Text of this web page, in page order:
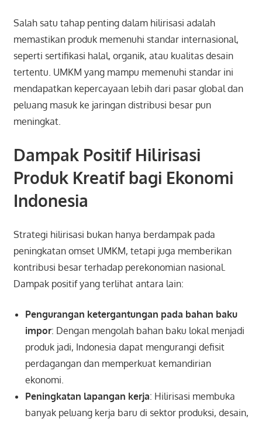
Salah satu tahap penting dalam hilirisasi adalah
memastikan produk memenuhi standar internasional,
seperti sertifikasi halal, organik, atau kualitas desain
tertentu. UMKM yang mampu memenuhi standar ini
mendapatkan kepercayaan lebih dari pasar global dan
peluang masuk ke jaringan distribusi besar pun
meningkat.
Dampak Positif Hilirisasi
Produk Kreatif bagi Ekonomi
Indonesia
Strategi hilirisasi bukan hanya berdampak pada
peningkatan omset UMKM, tetapi juga memberikan
kontribusi besar terhadap perekonomian nasional.
Dampak positif yang terlihat antara lain:
Pengurangan ketergantungan pada bahan baku
impor: Dengan mengolah bahan baku lokal menjadi
produk jadi, Indonesia dapat mengurangi defisit
perdagangan dan memperkuat kemandirian
ekonomi.
Peningkatan lapangan kerja: Hilirisasi membuka
banyak peluang kerja baru di sektor produksi, desain,